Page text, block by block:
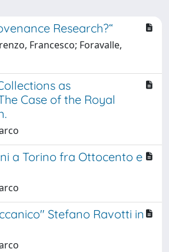
Research?“
Francesco; Foravalle,
as
Case of the Royal
a Torino fra Ottocento e
Stefano Ravotti in